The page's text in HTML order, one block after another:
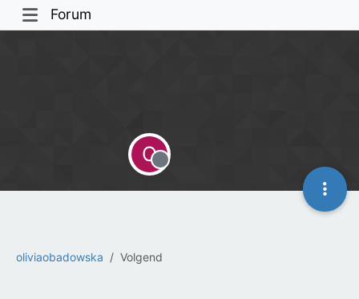
Forum
oliviaobadowska Volgend
O
Offline